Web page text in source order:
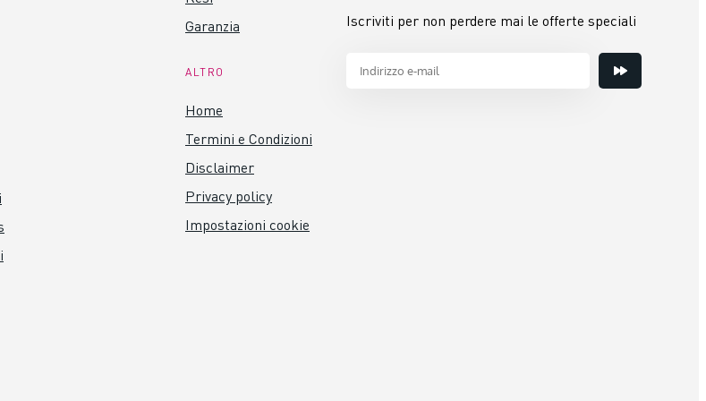
Garanzia
ALTRO
Home
Termini e Condizioni
Disclaimer
Privacy policy
Impostazioni cookie
Iscriviti per non perdere mai le offerte speciali